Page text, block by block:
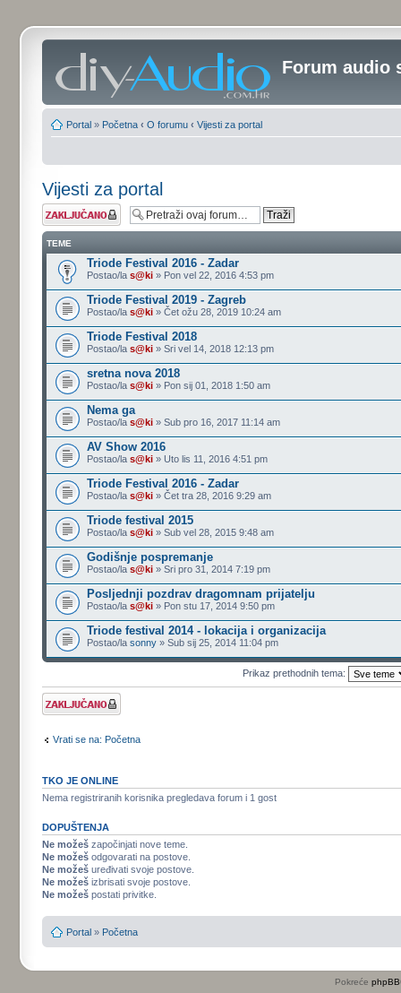
Forum audio
Portal » Početna ‹ O forumu ‹ Vijesti za portal
Vijesti za portal
Forum je
zaključan
TEME
Triode Festival 2016 - Zadar
Postao/la s@ki » Pon vel 22, 2016 4:53 pm
Triode Festival 2019 - Zagreb
Postao/la s@ki » Čet ožu 28, 2019 10:24 am
Triode Festival 2018
Postao/la s@ki » Sri vel 14, 2018 12:13 pm
sretna nova 2018
Postao/la s@ki » Pon sij 01, 2018 1:50 am
Nema ga
Postao/la s@ki » Sub pro 16, 2017 11:14 am
AV Show 2016
Postao/la s@ki » Uto lis 11, 2016 4:51 pm
Triode Festival 2016 - Zadar
Postao/la s@ki » Čet tra 28, 2016 9:29 am
Triode festival 2015
Postao/la s@ki » Sub vel 28, 2015 9:48 am
Godišnje pospremanje
Postao/la s@ki » Sri pro 31, 2014 7:19 pm
Posljednji pozdrav dragomnam prijatelju
Postao/la s@ki » Pon stu 17, 2014 9:50 pm
Triode festival 2014 - lokacija i organizacija
Postao/la sonny » Sub sij 25, 2014 11:04 pm
Prikaz prethodnih tema:
Forum je
zaključan
Vrati se na: Početna
TKO JE ONLINE
Nema registriranih korisnika pregledava forum i 1 gost
DOPUŠTENJA
Ne možeš započinjati nove teme.
Ne možeš odgovarati na postove.
Ne možeš uređivati svoje postove.
Ne možeš izbrisati svoje postove.
Ne možeš postati privitke.
Portal » Početna
Pokreće phpBB